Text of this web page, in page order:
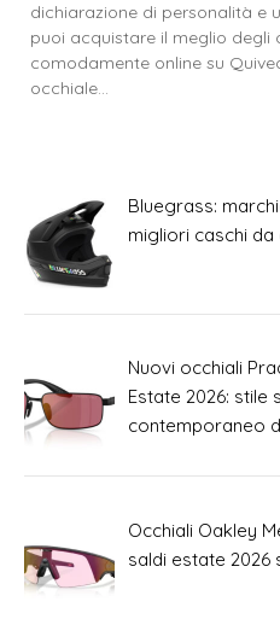
dichiarazione di personalità e
puoi acquistare il meglio degli
comodamente online su
occhiale…
Bluegrass:
migliori caschi da
Nuovi occhiali
Estate 2026: stile
contemporaneo
Occhiali Oakley
saldi estate 2026